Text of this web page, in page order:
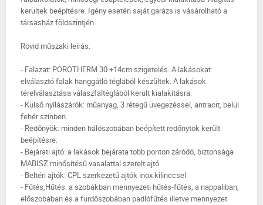
kerültek beépítésre. Igény esetén saját garázs is vásárolható a
társasház földszintjén.
Rövid műszaki leírás:
- Falazat: POROTHERM 30 +14cm szigetelés. A lakásokat
elválasztó falak hanggátló téglából készültek. A lakások
térelválasztása válaszfaltéglából került kialakításra.
- Külső nyílászárók: műanyag, 3 rétegű üvegezéssel, antracit, belül
fehér színben.
- Redőnyök: minden hálószobában beépített redőnytok került
beépítésre.
- Bejárati ajtó: a lakások bejárata több ponton záródó, biztonsága
MABISZ minősítésű vasalattal szerelt ajtó.
- Beltéri ajtók: CPL szerkezetű ajtók inox kilinccsel.
- Fűtés,Hűtés: a szobákban mennyezeti hűtés-fűtés, a nappaliban,
előszobában és a fürdőszobában padlófűtés illetve mennyezet